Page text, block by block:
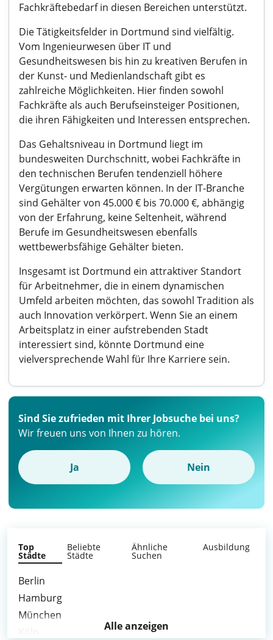
Fachkräftebedarf in diesen Bereichen unterstützt.
Die Tätigkeitsfelder in Dortmund sind vielfältig.
Vom Ingenieurwesen über IT und
Gesundheitswesen bis hin zu kreativen Berufen in
der Kunst- und Medienlandschaft gibt es
zahlreiche Möglichkeiten. Hier finden sowohl
Fachkräfte als auch Berufseinsteiger Positionen,
die ihren Fähigkeiten und Interessen entsprechen.
Das Gehaltsniveau in Dortmund liegt im
bundesweiten Durchschnitt, wobei Fachkräfte in
den technischen Berufen tendenziell höhere
Vergütungen erwarten können. In der IT-Branche
sind Gehälter von 45.000 € bis 70.000 €, abhängig
von der Erfahrung, keine Seltenheit, während
Berufe im Gesundheitswesen ebenfalls
wettbewerbsfähige Gehälter bieten.
Insgesamt ist Dortmund ein attraktiver Standort
für Arbeitnehmer, die in einem dynamischen
Umfeld arbeiten möchten, das sowohl Tradition als
auch Innovation verkörpert. Wenn Sie an einem
Arbeitsplatz in einer aufstrebenden Stadt
interessiert sind, könnte Dortmund eine
vielversprechende Wahl für Ihre Karriere sein.
Sind Sie zufrieden mit Ihrer Jobsuche bei uns?
Wir freuen uns von Ihnen zu hören.
Ja Nein
Top
Städte
Beliebte
Städte
Ähnliche
Suchen
Ausbildung
Berlin
Hamburg
München
Alle anzeigen